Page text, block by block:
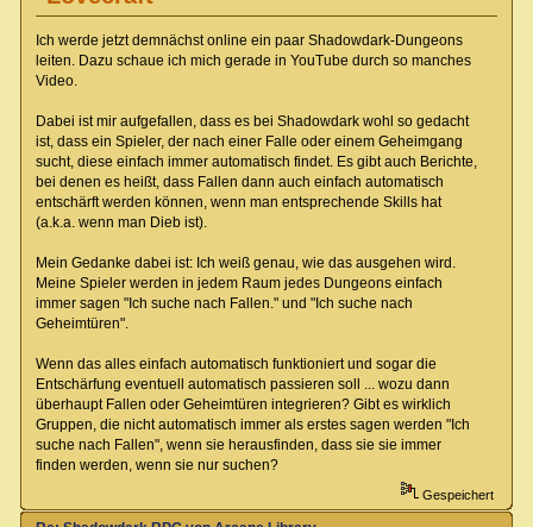
Ich werde jetzt demnächst online ein paar Shadowdark-Dungeons
leiten. Dazu schaue ich mich gerade in YouTube durch so manches
Video.
Dabei ist mir aufgefallen, dass es bei Shadowdark wohl so gedacht
ist, dass ein Spieler, der nach einer Falle oder einem Geheimgang
sucht, diese einfach immer automatisch findet. Es gibt auch Berichte,
bei denen es heißt, dass Fallen dann auch einfach automatisch
entschärft werden können, wenn man entsprechende Skills hat
(a.k.a. wenn man Dieb ist).
Mein Gedanke dabei ist: Ich weiß genau, wie das ausgehen wird.
Meine Spieler werden in jedem Raum jedes Dungeons einfach
immer sagen "Ich suche nach Fallen." und "Ich suche nach
Geheimtüren".
Wenn das alles einfach automatisch funktioniert und sogar die
Entschärfung eventuell automatisch passieren soll ... wozu dann
überhaupt Fallen oder Geheimtüren integrieren? Gibt es wirklich
Gruppen, die nicht automatisch immer als erstes sagen werden "Ich
suche nach Fallen", wenn sie herausfinden, dass sie sie immer
finden werden, wenn sie nur suchen?
Gespeichert